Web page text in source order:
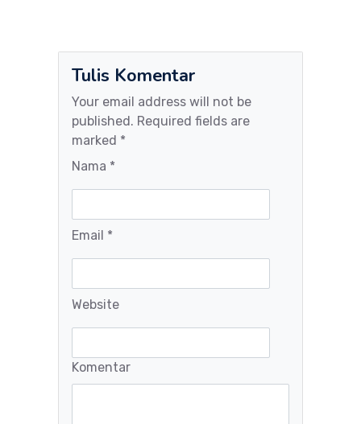
Tulis Komentar
Your email address will not be
published. Required fields are
marked *
Nama *
Email *
Website
Komentar